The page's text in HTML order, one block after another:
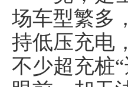
场车型繁多
持低压充电
不少超充桩